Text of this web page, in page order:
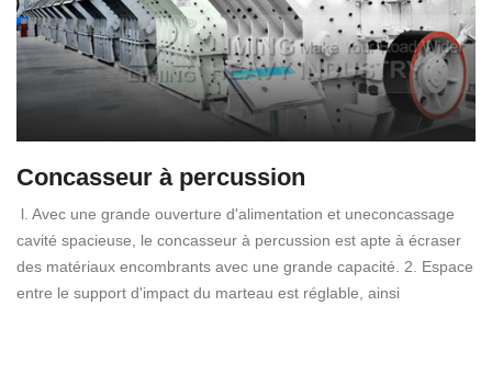
Concasseur à percussion
l. Avec une grande ouverture d'alimentation et uneconcassage
cavité spacieuse, le concasseur à percussion est apte à écraser
des matériaux encombrants avec une grande capacité. 2. Espace
entre le support d'impact du marteau est réglable, ainsi